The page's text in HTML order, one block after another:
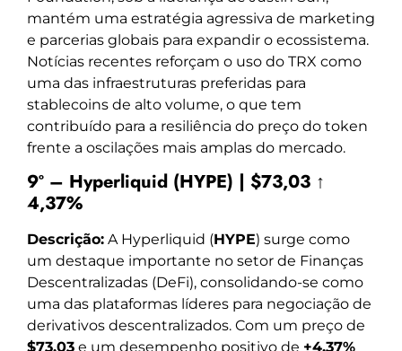
mantém uma estratégia agressiva de marketing
e parcerias globais para expandir o ecossistema.
Notícias recentes reforçam o uso do TRX como
uma das infraestruturas preferidas para
stablecoins de alto volume, o que tem
contribuído para a resiliência do preço do token
frente a oscilações mais amplas do mercado.
9º – Hyperliquid (HYPE) | $73,03 ↑
4,37%
Descrição: A Hyperliquid (HYPE) surge como
um destaque importante no setor de Finanças
Descentralizadas (DeFi), consolidando-se como
uma das plataformas líderes para negociação de
derivativos descentralizados. Com um preço de
$73,03 e um desempenho positivo de +4,37%